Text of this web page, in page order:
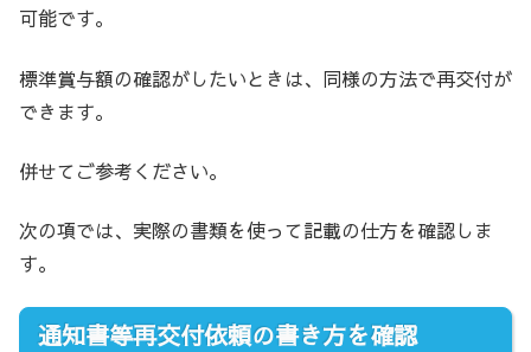
可能です。
標準賞与額の確認がしたいときは、同様の方法で再交付が
できます。
併せてご参考ください。
次の項では、実際の書類を使って記載の仕方を確認しま
す。
通知書等再交付依頼の書き方を確認